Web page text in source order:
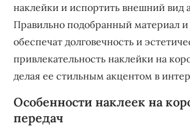
наклейки и испортить внешний вид
Правильно подобранный материал и
обеспечат долговечность и
привлекательность наклейки на
делая ее стильным акцентом в
Особенности наклеек на
передач